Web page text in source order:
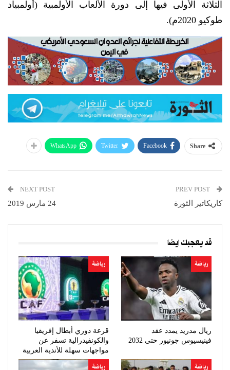
الثلاثة الأولى فيها إلى دورة الألعاب الأولمبية (أولمبياد
طوكيو 2020م).
Share
Facebook
Twitter
WhatsApp
كاريكاتير الثورة
NEXT POST
24 مارس 2019
قد يعجبك ايضا
رياضة
ريال مدريد يمدد عقد
فينيسيوس جونيور حتى 2032
رياضة
قرعة دوري أبطال إفريقيا
والكونفيدرالية تسفر عن
مواجهات سهلة للأندية العربية
رياضة رياضة